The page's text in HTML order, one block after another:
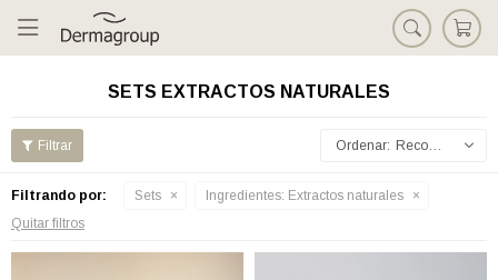

SETS EXTRACTOS NATURALES
Recomendados
Filtrando por: Sets Ingredientes: Extractos naturales
Quitar filtros